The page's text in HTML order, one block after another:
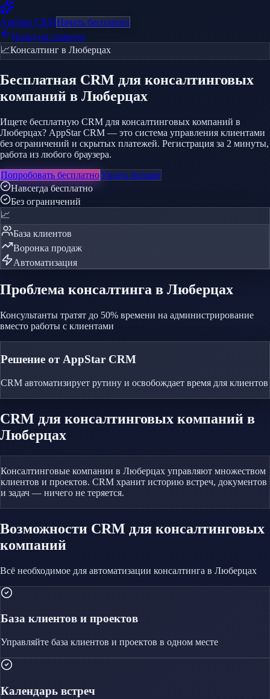
AppStarCRMНачать бесплатно
Назад на главную
📈Консалтинг в Люберцах
Бесплатная CRM для консалтинговых
компаний в Люберцах
Ищете бесплатную CRM для консалтинговых компаний в
Люберцах? AppStar CRM — это система управления клиентами
без ограничений и скрытых платежей. Регистрация за 2 минуты,
работа из любого браузера.
Попробовать бесплатноУзнать больше
Навсегда бесплатно
Без ограничений
📈
База клиентов
Воронка продаж
Автоматизация
Проблема консалтинга в Люберцах
Консультанты тратят до 50% времени на администрирование
вместо работы с клиентами
Решение от AppStar CRM
CRM автоматизирует рутину и освобождает время для клиентов
CRM для консалтинговых компаний в
Люберцах
Консалтинговые компании в Люберцах управляют множеством
клиентов и проектов. CRM хранит историю встреч, документов
и задач — ничего не теряется.
Возможности CRM для консалтинговых
компаний
Всё необходимое для автоматизации консалтинга в Люберцах
База клиентов и проектов
Управляйте база клиентов и проектов в одном месте
Календарь встреч